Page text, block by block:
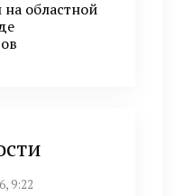
областной
9:22